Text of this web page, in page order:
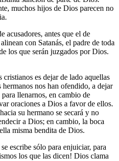
muchos hijos de Dios parecen no
acusadores, antes que el de
con Satanás, el padre de toda
los que serán juzgados por Dios.
es dejar de lado aquellas
hermanos nos han ofendido, a dejar
llenarnos, en cambio de
oraciones a Dios a favor de ellos.
su hermano se secará y no
a Dios; en cambio, la boca
misma bendita de Dios.
escribe sólo para enjuiciar, para
los que las dicen! Dios clama